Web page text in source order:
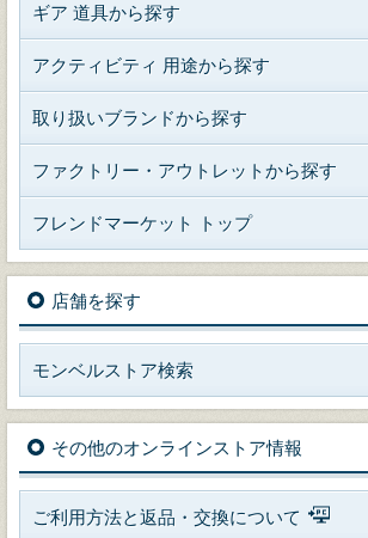
ギア 道具から探す
アクティビティ 用途から探す
取り扱いブランドから探す
ファクトリー・アウトレットから探す
フレンドマーケット トップ
店舗を探す
モンベルストア検索
その他のオンラインストア情報
ご利用方法と返品・交換について